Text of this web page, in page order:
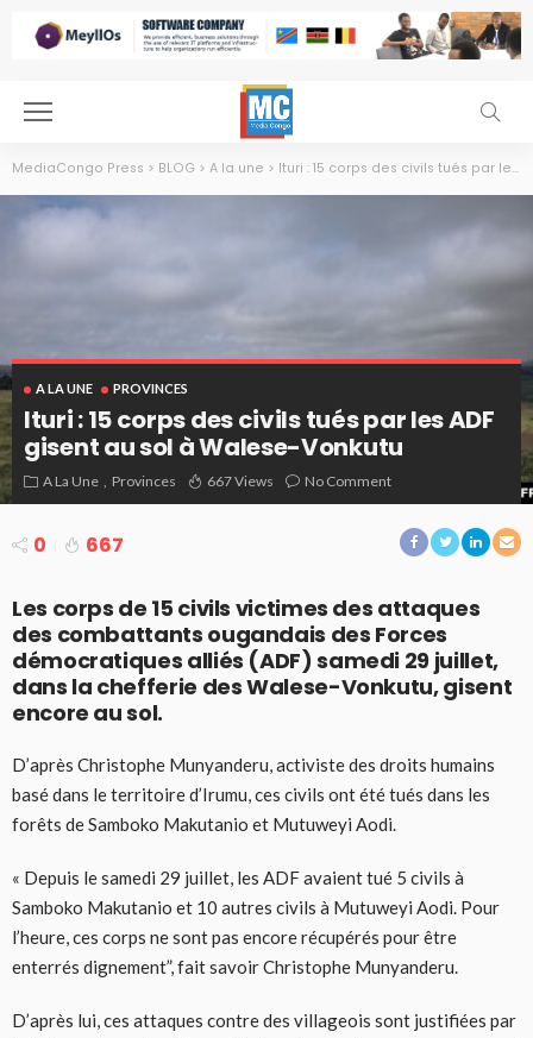
MediaCongo Press > BLOG > A la une > Ituri : 15 corps des civils tués par les ADF gisent au sol à Walese-Vonkutu
A LA UNE PROVINCES
Ituri : 15 corps des civils tués par les ADF
gisent au sol à Walese-Vonkutu
A La Une Provinces 667 Views No Comment
0 667
Les corps de 15 civils victimes des attaques
des combattants ougandais des Forces
démocratiques alliés (ADF) samedi 29 juillet,
dans la chefferie des Walese-Vonkutu, gisent
encore au sol.
D’après Christophe Munyanderu, activiste des droits humains
basé dans le territoire d’Irumu, ces civils ont été tués dans les
forêts de Samboko Makutanio et Mutuweyi Aodi.
« Depuis le samedi 29 juillet, les ADF avaient tué 5 civils à
Samboko Makutanio et 10 autres civils à Mutuweyi Aodi. Pour
l’heure, ces corps ne sont pas encore récupérés pour être
enterrés dignement”, fait savoir Christophe Munyanderu.
D’après lui, ces attaques contre des villageois sont justifiées par